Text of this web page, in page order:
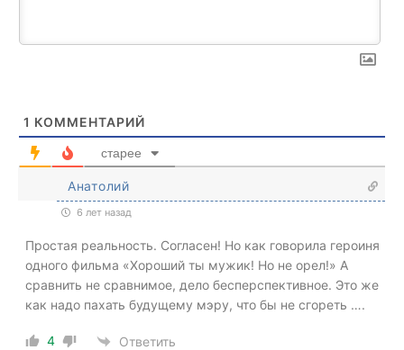
1 КОММЕНТАРИЙ
старее
Анатолий
6 лет назад
Простая реальность. Согласен! Но как говорила героиня
одного фильма «Хороший ты мужик! Но не орел!» А
сравнить не сравнимое, дело бесперспективное. Это же
как надо пахать будущему мэру, что бы не сгореть ….
4 Ответить